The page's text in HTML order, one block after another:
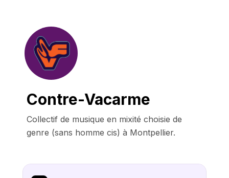
Contre-Vacarme
Collectif de musique en mixité choisie de
genre (sans homme cis) à Montpellier.